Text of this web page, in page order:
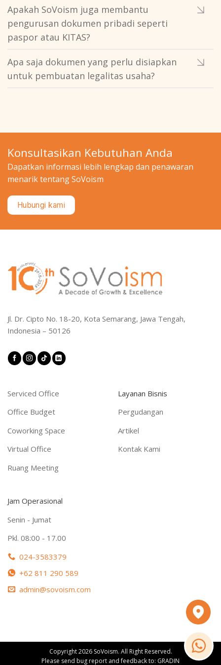
Apakah SoVoism juga membantu
pengurusan dokumen pribadi seperti
paspor atau KITAS?
Apa saja dokumen yang perlu disiapkan
untuk pembuatan legalitas usaha?
Konsultasikan Kebutuhan Anda
Dapatkan informasi lebih lengkap dan penawaran
menarik tentang SoVoism
Hubungi kami
Jl. Dr. Cipto No. 18-20, Kota Semarang, Jawa Tengah,
Indonesia – 50126
Serviced Office
Office Budget
Coworking Space
Virtual Office
Ruang Meeting
Layanan Bisnis
Pergudangan
Artikel
Kontak Kami
Jam Operasional
Senin - Jumat
Pkl. 08:00 - 17.00
024-3583379
+62 811 290 589
admin@sovoism.com
Copyright 2026 SoVoism. All Right Reserved.
Please send bug report and feedback to: GRADIN